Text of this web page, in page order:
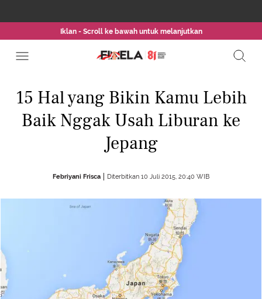
Iklan - Scroll ke bawah untuk melanjutkan
15 Hal yang Bikin Kamu Lebih
Baik Nggak Usah Liburan ke
Jepang
Febriyani Frisca Diterbitkan 10 Juli 2015, 20:40 WIB